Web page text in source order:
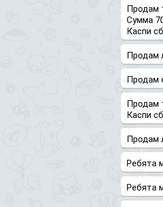
Продам
Сумма
Каспи
Продам
Продам
Продам
Каспи
Продам
Ребята
Ребята